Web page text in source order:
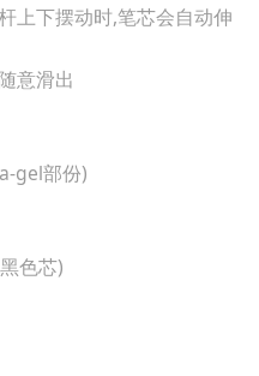
上下摆动时,笔芯会自动伸
意滑出
gel部份)
色芯)